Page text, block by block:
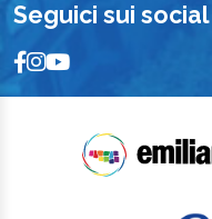
Seguici sui social